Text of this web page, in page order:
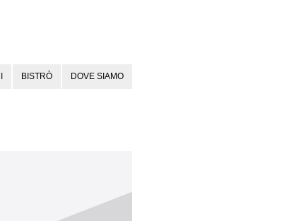
BISTRÒ DOVE SIAMO